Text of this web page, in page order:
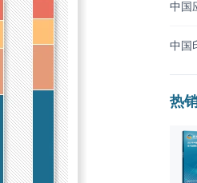
中国
中国
热